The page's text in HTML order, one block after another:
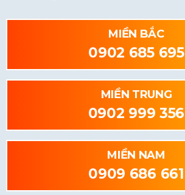
MIỀN BẮC
0902 685 695
MIỀN TRUNG
0902 999 356
MIỀN NAM
0909 686 661